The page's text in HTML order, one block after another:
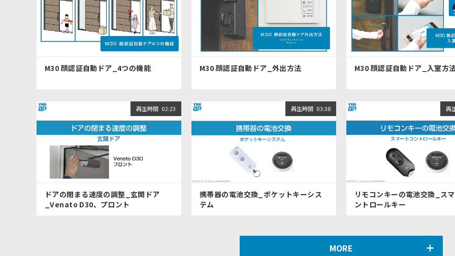
M30 顔認証自動ドア_4つの機能 M30 顔認証自動ドア_外出方法 M30 顔認証自動ドア_入室方
ドアの閉まる速度の調整_玄関ドア
_Venato D30、プロント
再生時間 02:23
携帯器の電池交換_ポケットキーシス
テム
再生時間 03:38
リモコンキーの電池交換_ス
ントロールキー
再
MORE